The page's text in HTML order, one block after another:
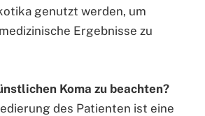
genutzt werden, um
Ergebnisse zu
Koma zu beachten?
des Patienten ist eine